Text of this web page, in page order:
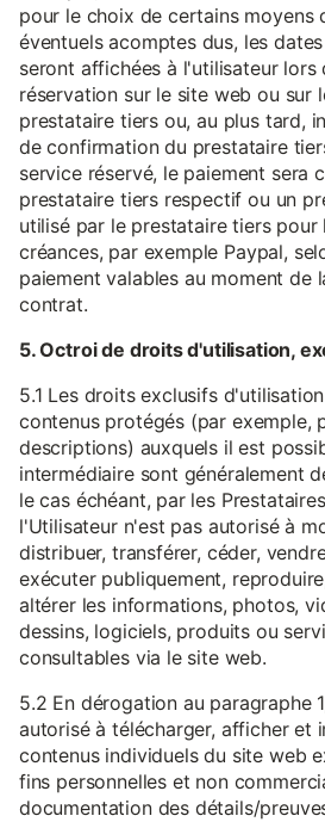
pour le choix de certains moyens
éventuels acomptes dus, les
seront affichées à l'utilisateur lors
réservation sur le site web ou sur
prestataire tiers ou, au plus tard,
de confirmation du prestataire
service réservé, le paiement sera
prestataire tiers respectif ou un
utilisé par le prestataire tiers pour
créances, par exemple Paypal,
paiement valables au moment de
contrat.
5. Octroi de droits d'utilisation,
5.1 Les droits exclusifs
contenus protégés (par exemple,
descriptions) auxquels il est
intermédiaire sont généralement
le cas échéant, par les
l'Utilisateur n'est pas autorisé à
distribuer, transférer, céder,
exécuter publiquement,
altérer les informations, photos,
dessins, logiciels, produits ou
consultables via le site web.
5.2 En dérogation au paragraphe
autorisé à télécharger, afficher et
contenus individuels du site web
fins personnelles et non
documentation des détails/